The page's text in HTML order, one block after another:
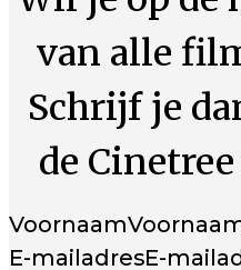
van alle
Schrijf je
de
Voornaam
E-mailadresE-